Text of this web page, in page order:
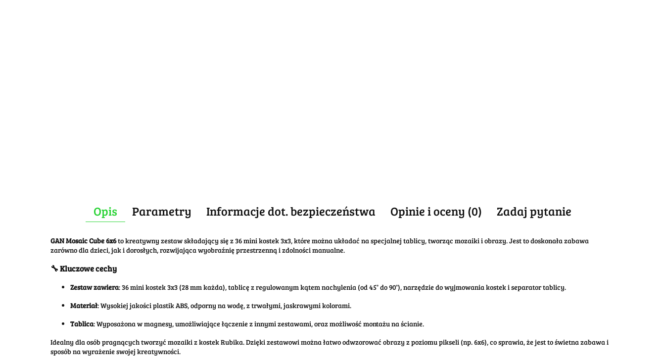
Opis Parametry Informacje dot. bezpieczeństwa Opinie i oceny (0) Zadaj pytanie
GAN Mosaic Cube 6x6to kreatywny zestaw składający się z 36 mini kostek 3x3, które można układać na specjalnej tablicy, tworząc mozaiki i obrazy.Jest to doskonała zabawa
zarówno dla dzieci, jak i dorosłych, rozwijająca wyobraźnię przestrzenną i zdolności manualne.
🔧 Kluczowe cechy
Zestaw zawiera:36 mini kostek 3x3 (28 mm każda), tablicę z regulowanym kątem nachylenia (od 45° do 90°), narzędzie do wyjmowania kostek i separator tablicy.
Materiał:Wysokiej jakości plastik ABS, odporny na wodę, z trwałymi, jaskrawymi kolorami.
Tablica:Wyposażona w magnesy, umożliwiające łączenie z innymi zestawami, oraz możliwość montażu na ścianie.
Idealny dla osób pragnących tworzyć mozaiki z kostek Rubika. Dzięki zestawowi można łatwo odwzorować obrazy z poziomu pikseli (np. 6x6), co sprawia, że jest to świetna zabawa i
sposób na wyrażenie swojej kreatywności.